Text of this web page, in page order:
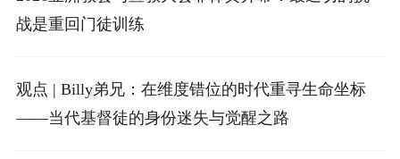
战是重回门徒训练
观点 | Billy弟兄：在维度错位的时代重寻生命坐标
——当代基督徒的身份迷失与觉醒之路